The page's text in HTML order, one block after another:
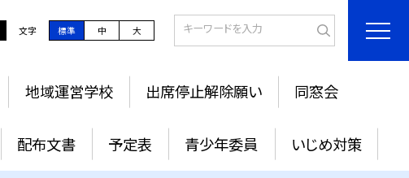
文字 標準 中 大
地域運営学校 出席停止解除願い 同窓会
配布文書 予定表 青少年委員 いじめ対策